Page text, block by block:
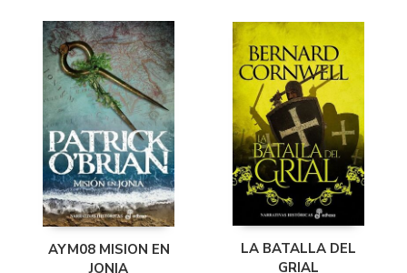
AYM08 MISION EN
JONIA
LA BATALLA DEL
GRIAL